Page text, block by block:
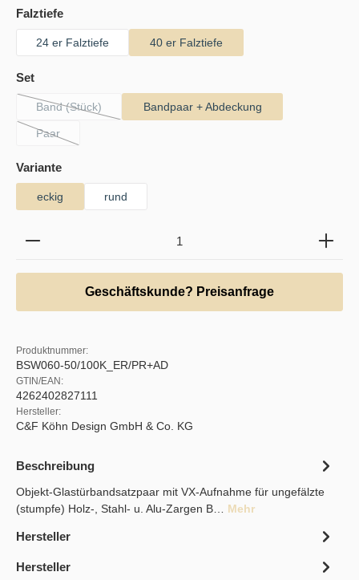
Falztiefeauswählen
24 er Falztiefe 40 er Falztiefe
Setauswählen
Band (Stück)
(Diese Option ist zurzeit nicht verfügbar.)
Bandpaar + Abdeckung
Paar
(Diese Option ist zurzeit nicht verfügbar.)
Varianteauswählen
eckig rund
Produkt Anzahl: Gib den gewünschten Wert ein
Geschäftskunde? Preisanfrage
Produktnummer:
BSW060-50/100K_ER/PR+AD
GTIN/EAN:
4262402827111
Hersteller:
C&F Köhn Design GmbH & Co. KG
Beschreibung
Objekt-Glastürbandsatzpaar mit VX-Aufnahme für ungefälzte
(stumpfe) Holz-, Stahl- u. Alu-Zargen B… Mehr
Hersteller
Hersteller